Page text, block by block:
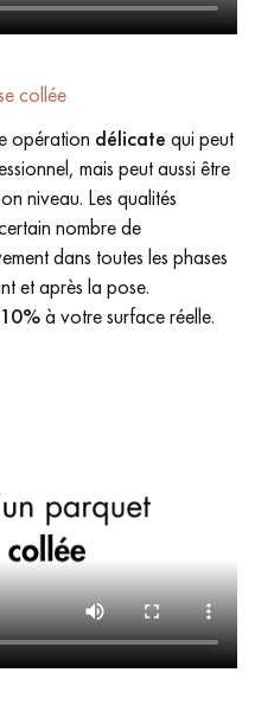
collée
opération délicate qui peut
mais peut aussi être
niveau. Les qualités
nombre de
dans toutes les phases
et après la pose.
à votre surface réelle.